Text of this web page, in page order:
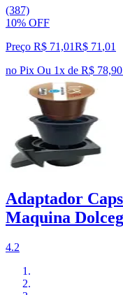
(387)
10% OFF
Preço R$ 71,01R$ 71 ,01
no Pix Ou 1x de R$
Adaptador
Maquina
4.2